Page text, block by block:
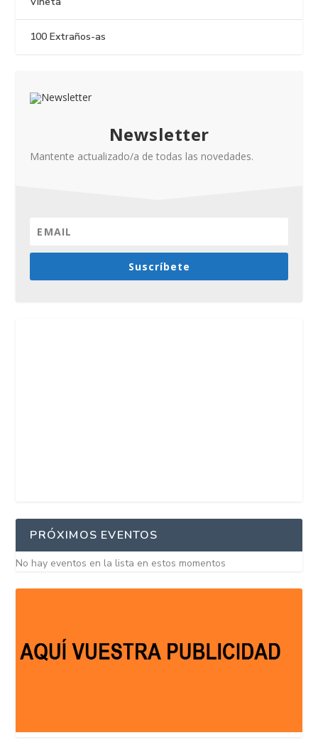
100 Extraños-as
Newsletter
Mantente actualizado/a de todas las novedades.
Suscríbete
PRÓXIMOS EVENTOS
No hay eventos en la lista en estos momentos